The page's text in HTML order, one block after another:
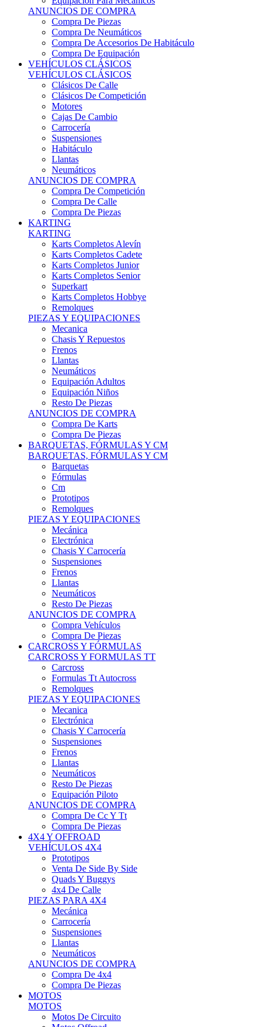
ANUNCIOS DE COMPRA
Compra De Piezas
Compra De Neumáticos
Compra De Accesorios De Habitáculo
Compra De Equipación
VEHÍCULOS CLÁSICOS
VEHÍCULOS CLÁSICOS
Clásicos De Calle
Clásicos De Competición
Motores
Cajas De Cambio
Carrocería
Suspensiones
Habitáculo
Llantas
Neumáticos
ANUNCIOS DE COMPRA
Compra De Competición
Compra De Calle
Compra De Piezas
KARTING
KARTING
Karts Completos Alevín
Karts Completos Cadete
Karts Completos Junior
Karts Completos Senior
Superkart
Karts Completos Hobbye
Remolques
PIEZAS Y EQUIPACIONES
Mecanica
Chasis Y Repuestos
Frenos
Llantas
Neumáticos
Equipación Adultos
Equipación Niños
Resto De Piezas
ANUNCIOS DE COMPRA
Compra De Karts
Compra De Piezas
BARQUETAS, FÓRMULAS Y CM
BARQUETAS, FÓRMULAS Y CM
Barquetas
Fórmulas
Cm
Prototipos
Remolques
PIEZAS Y EQUIPACIONES
Mecánica
Electrónica
Chasis Y Carrocería
Suspensiones
Frenos
Llantas
Neumáticos
Resto De Piezas
ANUNCIOS DE COMPRA
Compra Vehículos
Compra De Piezas
CARCROSS Y FÓRMULAS
CARCROSS Y FORMULAS TT
Carcross
Formulas Tt Autocross
Remolques
PIEZAS Y EQUIPACIONES
Mecanica
Electrónica
Chasis Y Carrocería
Suspensiones
Frenos
Llantas
Neumáticos
Resto De Piezas
Equipación Piloto
ANUNCIOS DE COMPRA
Compra De Cc Y Tt
Compra De Piezas
4X4 Y OFFROAD
VEHÍCULOS 4X4
Prototipos
Venta De Side By Side
Quads Y Buggys
4x4 De Calle
PIEZAS PARA 4X4
Mecánica
Carrocería
Suspensiones
Llantas
Neumáticos
ANUNCIOS DE COMPRA
Compra De 4x4
Compra De Piezas
MOTOS
MOTOS
Motos De Circuito